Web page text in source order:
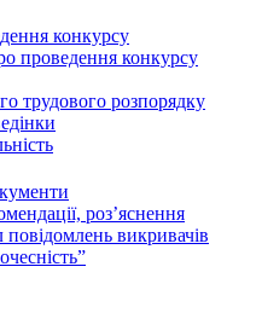
конкурсу
проведення конкурсу
трудового розпорядку
роз’яснення
викривачів